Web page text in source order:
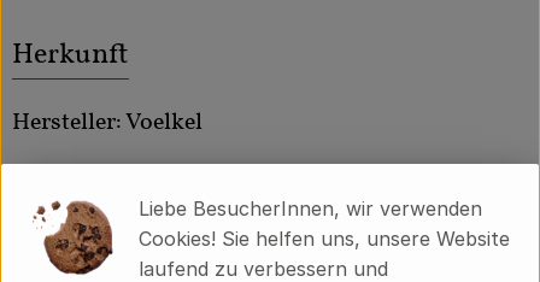
Herkunft
Hersteller: Voelkel
Voelkel GmbH
Liebe BesucherInnen, wir verwenden
Cookies! Sie helfen uns, unsere Website
laufend zu verbessern und